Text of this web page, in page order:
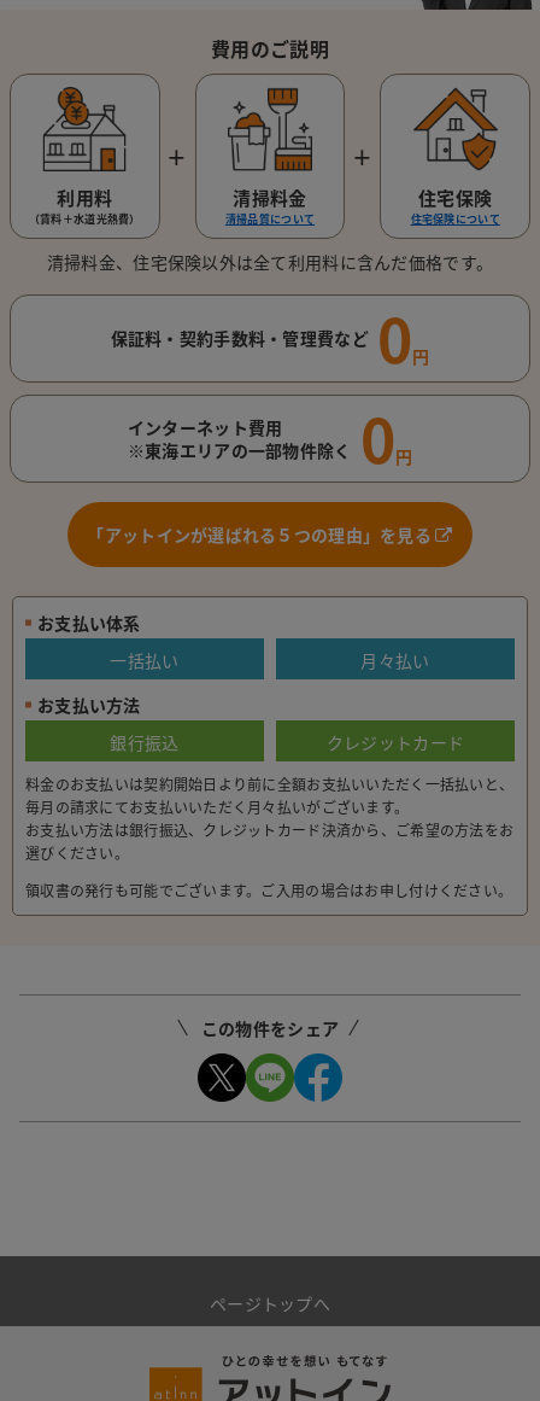
費用のご説明
利用料
（賃料＋水道光熱費）
＋
清掃料金
清掃品質について
＋
住宅保険
住宅保険について
清掃料金、住宅保険以外は全て利用料に含んだ価格です。
保証料・契約手数料・管理費など 0円
インターネット費用
※東海エリアの一部物件除く
0円
「アットインが選ばれる５つの理由」を見る
お支払い体系
一括払い
月々払い
お支払い方法
銀行振込
クレジットカード
料金のお支払いは契約開始日より前に全額お支払いいただく一括払いと、
毎月の請求にてお支払いいただく月々払いがございます。
お支払い方法は銀行振込、クレジットカード決済から、ご希望の方法をお
選びください。
領収書の発行も可能でございます。ご入用の場合はお申し付けください。
この物件をシェア
ページトップへ